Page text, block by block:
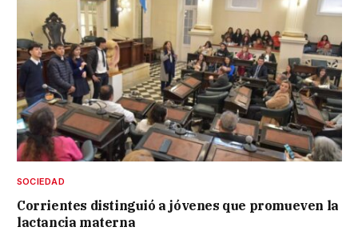
SOCIEDAD
Corrientes distinguió a jóvenes que promueven la
lactancia materna